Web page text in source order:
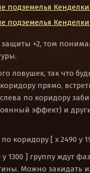
подземелья
подземелья
+2, том
ловушек, так что
прямо,
по коридору
эффект) и
коридору [ x 2490 y
1300 ] группу ждут
Можно закидать